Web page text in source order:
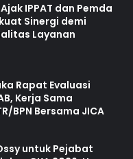
IPPAT dan Pemda
Sinergi demi
Layanan
Rapat Evaluasi
Kerja Sama
BPN Bersama JICA
untuk Pejabat